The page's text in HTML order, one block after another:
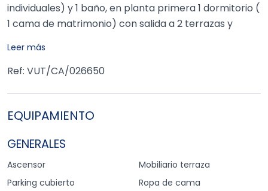
individuales) y 1 baño, en planta primera 1 dormitorio (
1 cama de matrimonio) con salida a 2 terrazas y
mascotas.
Leer más
Ref: VUT/CA/026650
EQUIPAMIENTO
GENERALES
Ascensor
Parking cubierto
Mobiliario terraza
Ropa de cama